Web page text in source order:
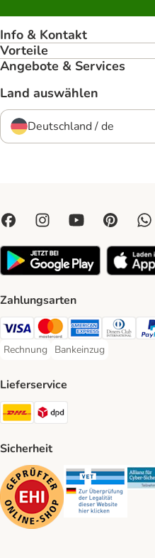
Info & Kontakt
Vorteile
Angebote & Services
Land auswählen
Deutschland / de
Zahlungsarten
Visa Payment Method
Mastercard Payment
American Express
Diners
Rechnung
Rechnung Payment Method
Bankeinzug
Bankeinzug Payment
Lieferservice
DHL Shipping Method
Sicherheit
Security